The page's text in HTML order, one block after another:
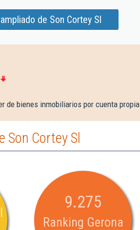
de Son Cortey Sl
de bienes inmobiliarios por cuenta propia
Son Cortey Sl
9.275
Ranking Gerona